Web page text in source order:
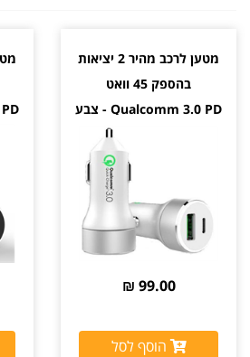
מטען לרכב מהיר 2 יציאות
בהספק 45 וואט
Qualcomm 3.0 PD - צבע
99.00 ₪
הוסף לסל